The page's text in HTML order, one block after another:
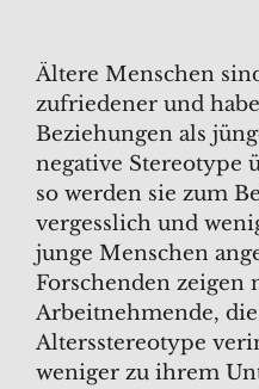
Ältere Menschen
zufriedener und
Beziehungen als
negative Stereotype
so werden sie zum
vergesslich und
junge Menschen
Forschenden zeigen
Arbeitnehmende,
Altersstereotype
weniger zu ihrem